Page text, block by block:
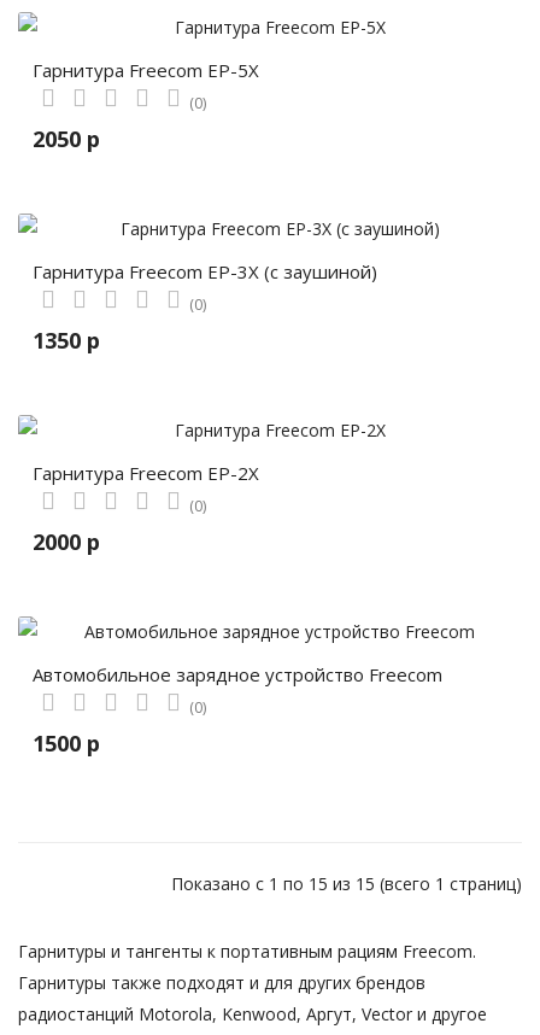
Гарнитура Freecom EP-5X
(0)
2050 р
Гарнитура Freecom EP-3X (с заушиной)
(0)
1350 р
Гарнитура Freecom EP-2X
(0)
2000 р
Автомобильное зарядное устройство Freecom
(0)
1500 р
Показано с 1 по 15 из 15 (всего 1 страниц)
Гарнитуры и тангенты к портативным рациям Freecom.
Гарнитуры также подходят и для других брендов
радиостанций Motorola, Kenwood, Аргут, Vector и другое